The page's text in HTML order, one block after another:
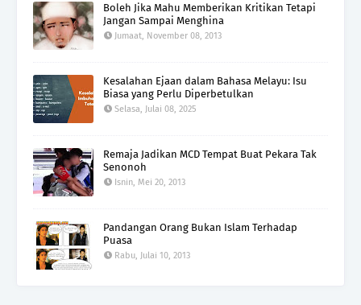
Boleh Jika Mahu Memberikan Kritikan Tetapi
Jangan Sampai Menghina
Jumaat, November 08, 2013
Kesalahan Ejaan dalam Bahasa Melayu: Isu
Biasa yang Perlu Diperbetulkan
Selasa, Julai 08, 2025
Remaja Jadikan MCD Tempat Buat Pekara Tak
Senonoh
Isnin, Mei 20, 2013
Pandangan Orang Bukan Islam Terhadap
Puasa
Rabu, Julai 10, 2013